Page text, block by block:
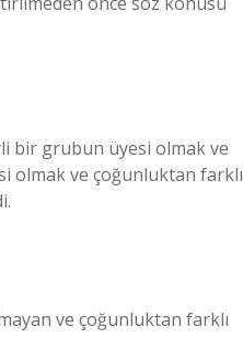
bir grubun üyesi olmak ve
olmak ve çoğunluktan farklı
ve çoğunluktan farklı